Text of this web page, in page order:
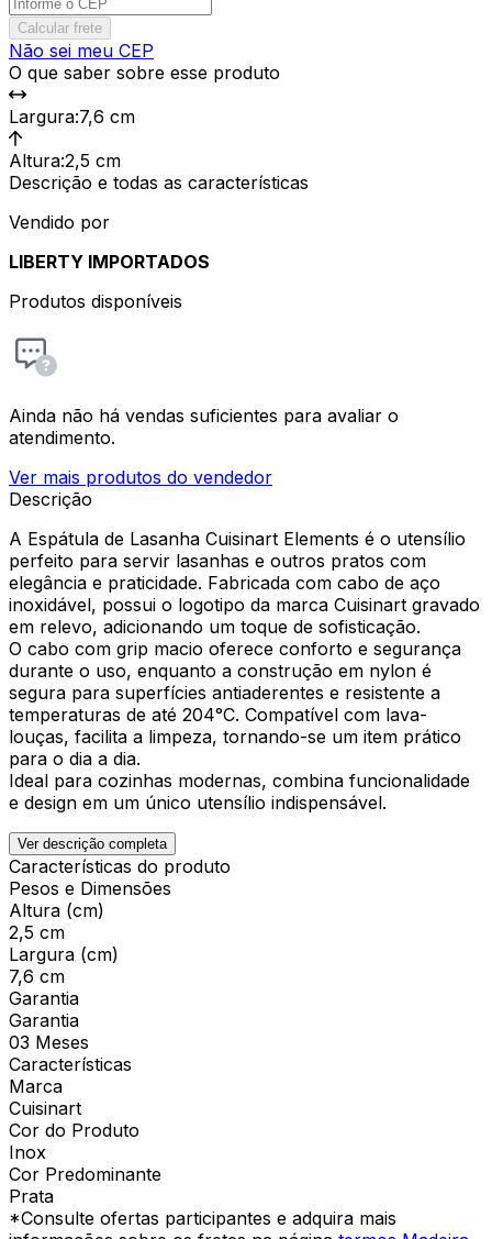
Calcular frete
Não sei meu CEP
O que saber sobre esse produto
Largura:7,6 cm
Altura:2,5 cm
Descrição e todas as características
Vendido por
LIBERTY IMPORTADOS
Produtos disponíveis
Ainda não há vendas suficientes para avaliar o
atendimento.
Ver mais produtos do vendedor
Descrição
A Espátula de Lasanha Cuisinart Elements é o utensílio
perfeito para servir lasanhas e outros pratos com
elegância e praticidade. Fabricada com cabo de aço
inoxidável, possui o logotipo da marca Cuisinart gravado
em relevo, adicionando um toque de sofisticação.
O cabo com grip macio oferece conforto e segurança
durante o uso, enquanto a construção em nylon é
segura para superfícies antiaderentes e resistente a
temperaturas de até 204°C. Compatível com lava-
louças, facilita a limpeza, tornando-se um item prático
para o dia a dia.
Ideal para cozinhas modernas, combina funcionalidade
e design em um único utensílio indispensável.
Ver descrição completa
Características do produto
Pesos e Dimensões
Altura (cm)
2,5 cm
Largura (cm)
7,6 cm
Garantia
Garantia
03 Meses
Características
Marca
Cuisinart
Cor do Produto
Inox
Cor Predominante
Prata
*Consulte ofertas participantes e adquira mais